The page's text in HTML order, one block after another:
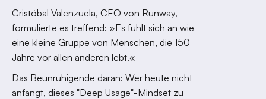
Cristóbal Valenzuela, CEO von Runway,
formulierte es treffend: »Es fühlt sich an wie
eine kleine Gruppe von Menschen, die 150
Jahre vor allen anderen lebt.«
Das Beunruhigende daran: Wer heute nicht
anfängt, dieses "Deep Usage"-Mindset zu